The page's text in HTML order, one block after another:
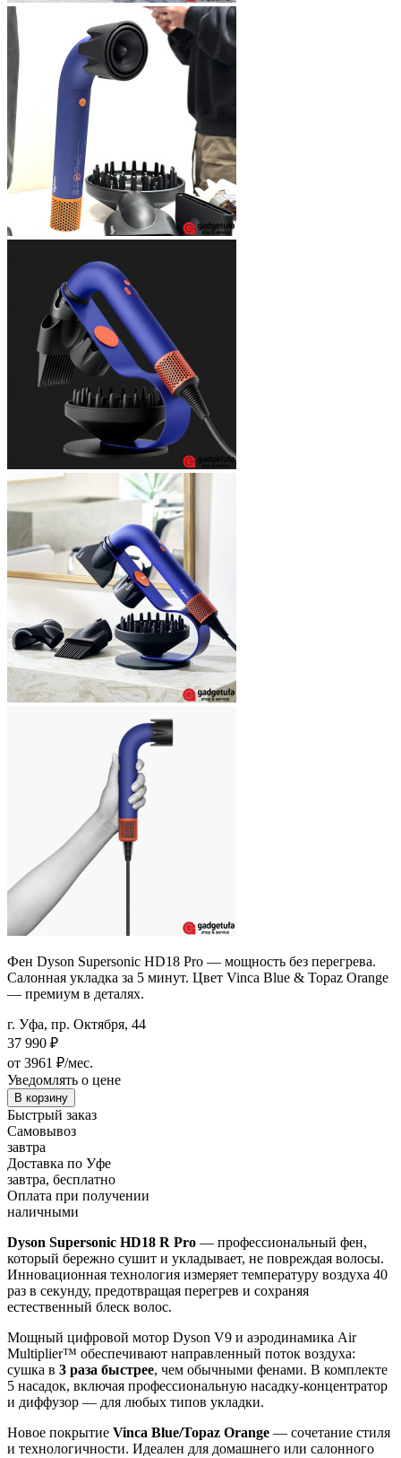
Фен Dyson Supersonic HD18 Pro — мощность без перегрева.
Салонная укладка за 5 минут. Цвет Vinca Blue & Topaz Orange
— премиум в деталях.
г. Уфа, пр. Октября, 44
37 990 ₽
от 3961 ₽/мес.
Уведомлять о цене
В корзину
Быстрый заказ
Самовывоз
завтра
Доставка по Уфе
завтра, бесплатно
Оплата при получении
наличными
Dyson Supersonic HD18 R Pro — профессиональный фен,
который бережно сушит и укладывает, не повреждая волосы.
Инновационная технология измеряет температуру воздуха 40
раз в секунду, предотвращая перегрев и сохраняя
естественный блеск волос.
Мощный цифровой мотор Dyson V9 и аэродинамика Air
Multiplier™ обеспечивают направленный поток воздуха:
сушка в 3 раза быстрее, чем обычными фенами. В комплекте
5 насадок, включая профессиональную насадку-концентратор
и диффузор — для любых типов укладки.
Новое покрытие Vinca Blue/Topaz Orange — сочетание стиля
и технологичности. Идеален для домашнего или салонного